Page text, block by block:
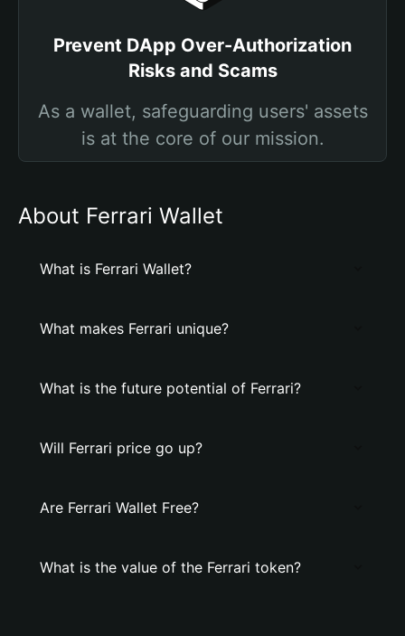
Prevent DApp Over-Authorization
Risks and Scams
As a wallet, safeguarding users' assets
is at the core of our mission.
About Ferrari Wallet
What is Ferrari Wallet?
What makes Ferrari unique?
What is the future potential of Ferrari?
Will Ferrari price go up?
Are Ferrari Wallet Free?
What is the value of the Ferrari token?